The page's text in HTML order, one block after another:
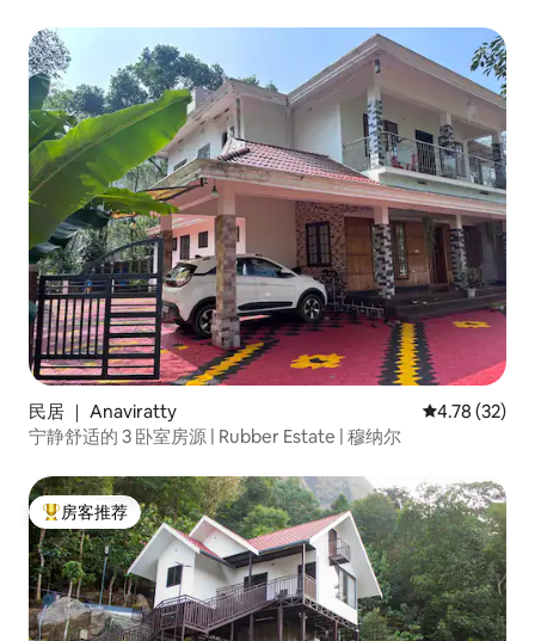
民居 ｜ Anaviratty 平均评分
4.78 (32)
宁静舒适的 3 卧室房源 | Rubber Estate | 穆纳尔
热门「房客推荐」
房客推荐